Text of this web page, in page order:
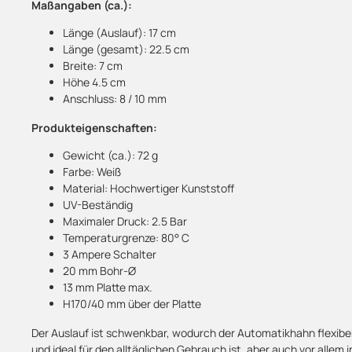
Maßangaben (ca.):
Länge (Auslauf): 17 cm
Länge (gesamt): 22.5 cm
Breite: 7 cm
Höhe 4.5 cm
Anschluss: 8 / 10 mm
Produkteigenschaften:
Gewicht (ca.): 72 g
Farbe: Weiß
Material: Hochwertiger Kunststoff
UV-Beständig
Maximaler Druck: 2.5 Bar
Temperaturgrenze: 80° C
3 Ampere Schalter
20 mm Bohr-Ø
13 mm Platte max.
H170/40 mm über der Platte
Der Auslauf ist schwenkbar, wodurch der Automatikhahn